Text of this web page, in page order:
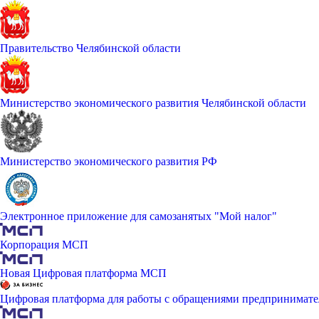
Правительство Челябинской области
Министерство экономического развития Челябинской области
Министерство экономического развития РФ
Электронное приложение для самозанятых "Мой налог"
Корпорация МСП
Новая Цифровая платформа МСП
Цифровая платформа для работы с обращениями